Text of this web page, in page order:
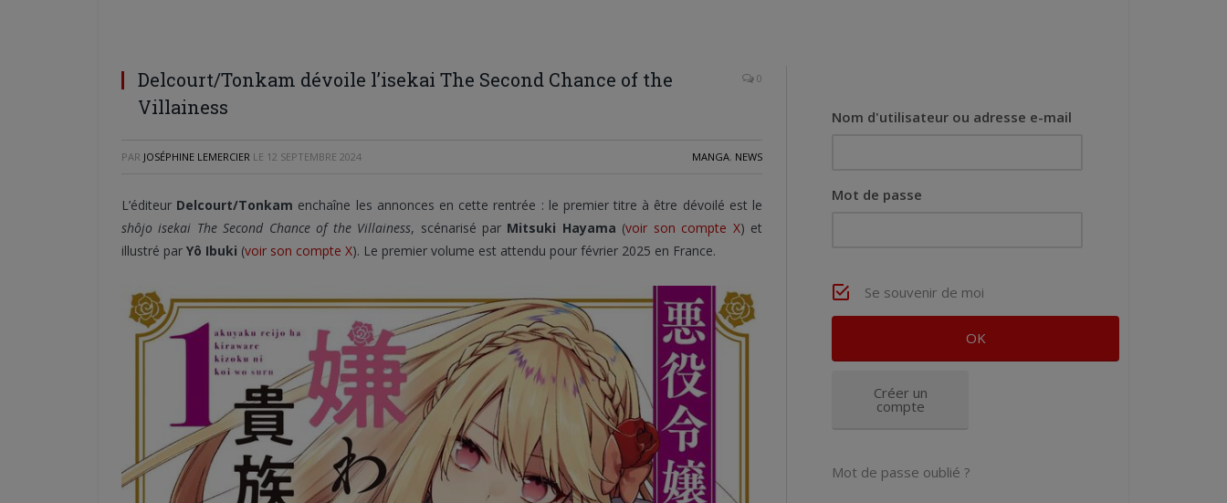
Delcourt/Tonkam dévoile l’isekai The Second Chance of the
Villainess
0
PAR JOSÉPHINE LEMERCIER LE 12 SEPTEMBRE 2024 MANGA, NEWS
L’éditeur Delcourt/Tonkam enchaîne les annonces en cette rentrée : le premier titre à être dévoilé est le
shôjo isekai The Second Chance of the Villainess, scénarisé par Mitsuki Hayama (voir son compte X) et
illustré par Yô Ibuki (voir son compte X). Le premier volume est attendu pour février 2025 en France.
Nom d'utilisateur ou adresse e-mail
Mot de passe
Se souvenir de moi
Créer un
compte
Mot de passe oublié ?